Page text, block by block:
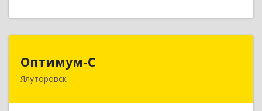
Оптимум-С
Ялуторовск